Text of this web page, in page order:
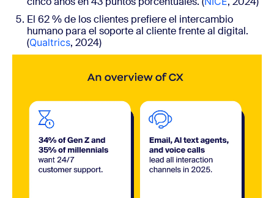
El 62% de los clientes prefiere el intercambio
humano para el soporte al cliente frente al digital.
(Qualtrics, 2024)